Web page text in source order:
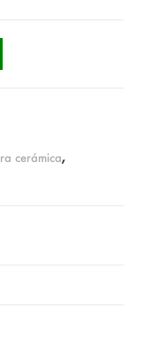
cerámica,